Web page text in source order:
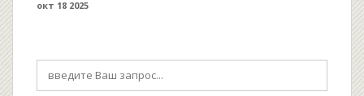
окт 18 2025